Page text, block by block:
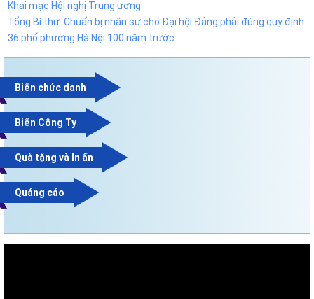
Khai mạc Hội nghị Trung ương
Tổng Bí thư: Chuẩn bị nhân sự cho Đại hội Đảng phải đúng quy định
36 phố phường Hà Nội 100 năm trước
Biển chức danh
Biển Công Ty
Quà tặng và In ấn
Quảng cáo